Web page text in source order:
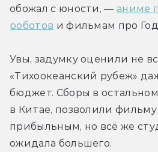
обожал с юности, — аниме
роботов и фильмам про
Увы, задумку оценили не
«Тихоокеанский рубеж»
бюджет. Сборы в
в Китае, позволили фильму
прибыльным, но всё же
ожидала большего.